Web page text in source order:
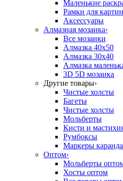
Маленькие
Рамки для картин
Аксессуары
Алмазная мозаика›
Все мозаики
Алмазка 40х50
Алмазка 30х40
Алмазка
3D 5D мозаика
Другие товары›
Чистые холсты
Багеты
Чистые холсты
Мольберты
Кисти и
Румбоксы
Маркеры
Оптом›
Мольберты
Хосты оптом